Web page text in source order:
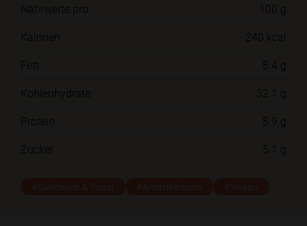
Nährwerte pro
100 g
Kalorien
240 kcal
Fett
8.4 g
Kohlenhydrate
32.1 g
Protein
8.9 g
Zucker
5.1 g